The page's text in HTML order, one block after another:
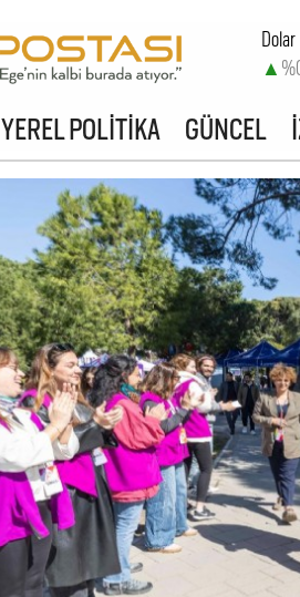
Dolar
▲
YEREL POLİTİKA GÜNCEL